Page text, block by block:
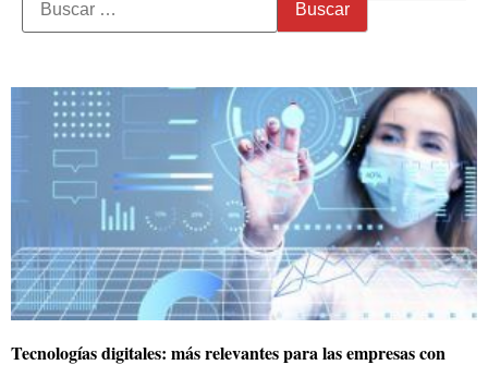
Tecnologías digitales: más relevantes para las empresas con